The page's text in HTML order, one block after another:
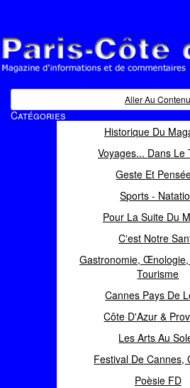
Magazine d'informations et deAller Au Contenu
Catégories
Historique Du
Voyages... Dans Le
Geste Et
Sports -
Pour La Suite Du
C'est Notre
Gastronomie, Œnologie,
Tourisme
Cannes Pays De
Côte D'Azur &
Les Arts Au
Festival De Cannes,
Poèsie FD